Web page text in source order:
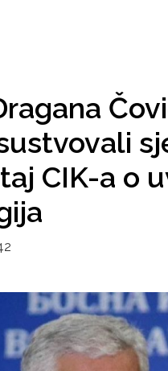
CIK-a o